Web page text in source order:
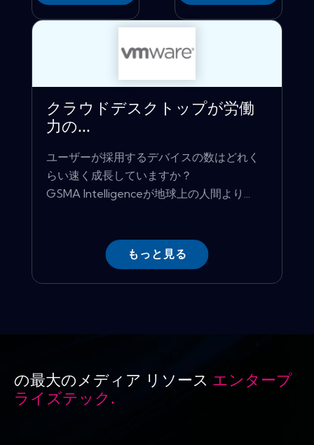
クラウドデスクトップが労働
力の...
ユーザーが採用するデバイスの数はどれく
らい速く成長していますか？
GSMA Intelligenceが地球上の人間より...
もっと見る
の最大のメディア リソース エンタープ
ライズテック.